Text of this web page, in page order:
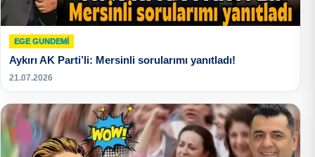
EGE GUNDEMİ
Aykırı AK Parti’li: Mersinli sorularımı yanıtladı!
21.07.2026